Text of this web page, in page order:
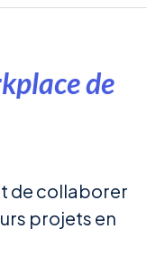
de
de collaborer
projets en